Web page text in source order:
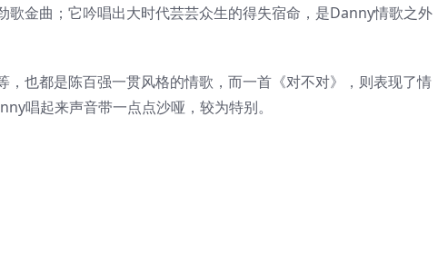
歌金曲；它吟唱出大时代芸芸众生的得失宿命，是Danny情歌之外
，也都是陈百强一贯风格的情歌，而一首《对不对》，则表现了情
唱起来声音带一点点沙哑，较为特别。